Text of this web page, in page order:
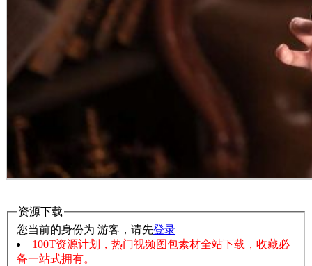
资源下载
您当前的身份为 游客，请先登录
100T资源计划，热门视频图包素材全站下载，收藏必
备一站式拥有。